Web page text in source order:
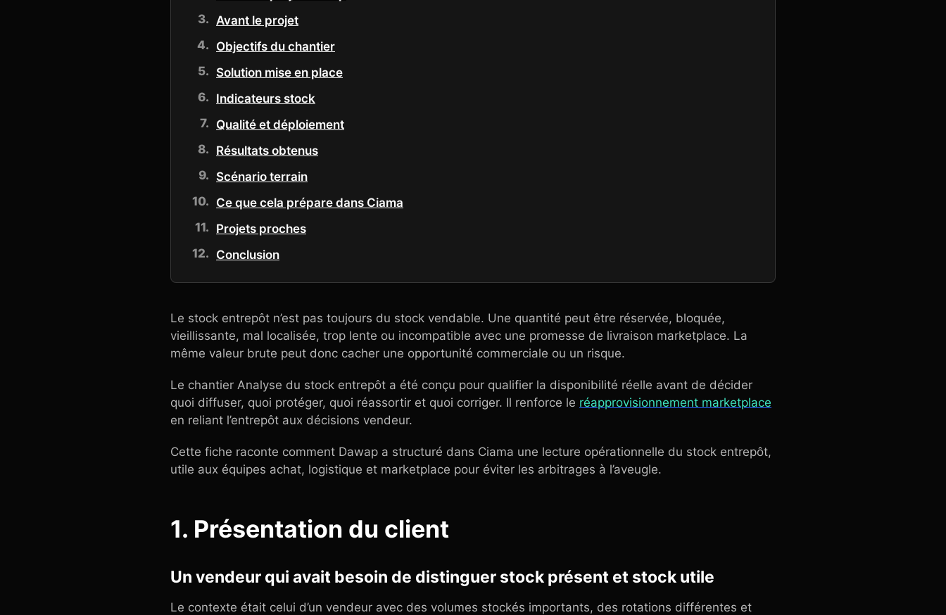
Avant le projet
Objectifs du chantier
Solution mise en place
Indicateurs stock
Qualité et déploiement
Résultats obtenus
Scénario terrain
Ce que cela prépare dans Ciama
Projets proches
Conclusion
Le stock entrepôt n’est pas toujours du stock vendable. Une quantité peut être réservée, bloquée,
vieillissante, mal localisée, trop lente ou incompatible avec une promesse de livraison marketplace. La
même valeur brute peut donc cacher une opportunité commerciale ou un risque.
Le chantier Analyse du stock entrepôt a été conçu pour qualifier la disponibilité réelle avant de décider
quoi diffuser, quoi protéger, quoi réassortir et quoi corriger. Il renforce le réapprovisionnement marketplace
en reliant l’entrepôt aux décisions vendeur.
Cette fiche raconte comment Dawap a structuré dans Ciama une lecture opérationnelle du stock entrepôt,
utile aux équipes achat, logistique et marketplace pour éviter les arbitrages à l’aveugle.
1. Présentation du client
Un vendeur qui avait besoin de distinguer stock présent et stock utile
Le contexte était celui d’un vendeur avec des volumes stockés importants, des rotations différentes et